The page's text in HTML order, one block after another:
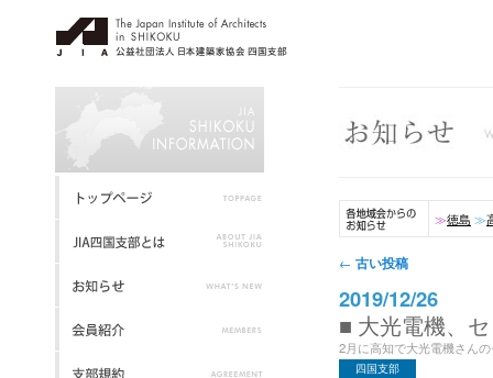
≫徳島 ≫
投稿ナビゲーション
← 古い投稿
2019/12/26
■ 大光電機、
2月に高知で大光電機さん
四国支部